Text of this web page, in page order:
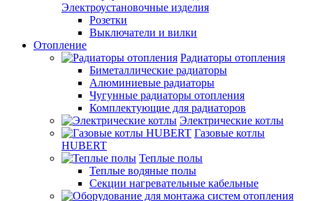
Электроустановочные изделия
Розетки
Выключатели и вилки
Отопление
Радиаторы отопления
Биметаллические радиаторы
Алюминиевые радиаторы
Чугунные радиаторы отопления
Комплектующие для радиаторов
Электрические котлы
Газовые котлы
HUBERT
Теплые полы
Теплые водяные полы
Секции нагревательные кабельные